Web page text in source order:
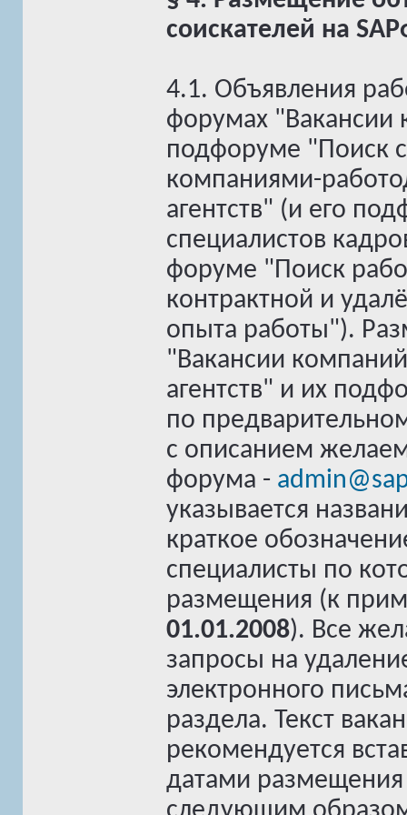
соискателей на
4.1. Объявления
форумах "Вакансии
подфоруме "Поиск
компаниями-
агентств" (и его
специалистов
форуме "Поиск
контрактной и
опыта работы").
"Вакансии
агентств" и их
по
с описанием
форума -
указывается
краткое
специалисты по
размещения (к
01.01.2008). Все
запросы на
электронного
раздела. Текст
рекомендуется
датами размещения